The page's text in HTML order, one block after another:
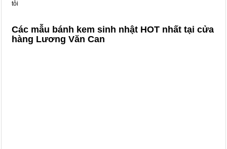
tôi
Các mẫu bánh kem sinh nhật HOT nhất tại cửa
hàng Lương Văn Can